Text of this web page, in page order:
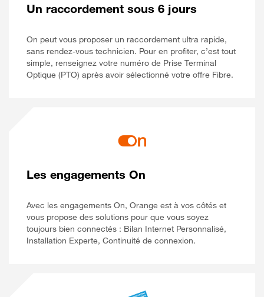
Un raccordement sous 6 jours
On peut vous proposer un raccordement ultra rapide,
sans rendez-vous technicien. Pour en profiter, c’est tout
simple, renseignez votre numéro de Prise Terminal
Optique (PTO) après avoir sélectionné votre offre Fibre.
Les engagements On
Avec les engagements On, Orange est à vos côtés et
vous propose des solutions pour que vous soyez
toujours bien connectés : Bilan Internet Personnalisé,
Installation Experte, Continuité de connexion.